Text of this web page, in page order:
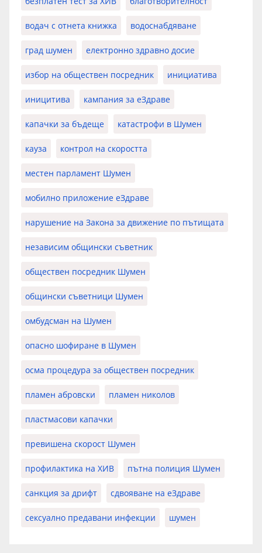
водач с отнета книжка водоснабдяване
град шумен електронно здравно досие
избор на обществен посредник инициатива
иницитива кампания за еЗдраве
капачки за бъдеще катастрофи в Шумен
кауза контрол на скоростта
местен парламент Шумен
мобилно приложение еЗдраве
нарушение на Закона за движение по пътищата
независим общински съветник
обществен посредник Шумен
общински съветници Шумен
омбудсман на Шумен
опасно шофиране в Шумен
осма процедура за обществен посредник
пламен абровски пламен николов
пластмасови капачки
превишена скорост Шумен
профилактика на ХИВ пътна полиция Шумен
санкция за дрифт сдвояване на еЗдраве
сексуално предавани инфекции шумен